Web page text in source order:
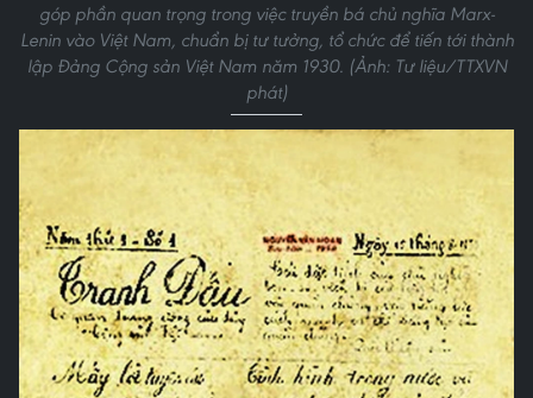
góp phần quan trọng trong việc truyền bá chủ nghĩa Marx-
Lenin vào Việt Nam, chuẩn bị tư tưởng, tổ chức để tiến tới thành
lập Đảng Cộng sản Việt Nam năm 1930. (Ảnh: Tư liệu/TTXVN
phát)